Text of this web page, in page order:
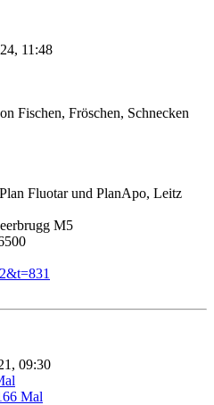
11:48
Fischen, Fröschen, Schnecken
Fluotar und PlanApo, Leitz
M5
09:30
Mal